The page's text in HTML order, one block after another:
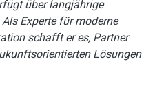
über langjährige
Experte für moderne
schafft er es, Partner
Lösungen